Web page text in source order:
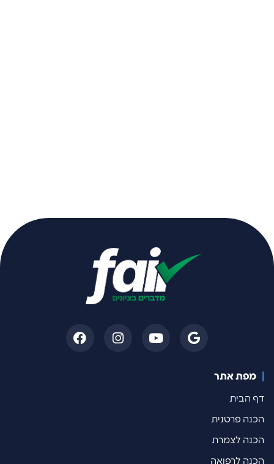
מפת אתר
דף הבית
הכנה פרטנית
הכנה לצמרת
הכנה לרפואה